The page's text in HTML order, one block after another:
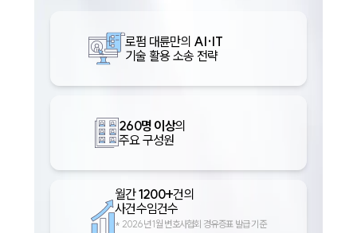
로펌 대륜만의 AI·IT
기술 활용 소송 전략
260명 이상의
주요 구성원
월간1200+건의
사건수임건수
* 2026년 1월 변호사협회 경유증표 발급 기준